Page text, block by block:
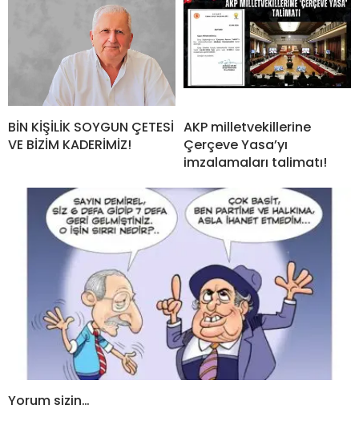
BİN KİŞİLİK SOYGUN ÇETESİ
VE BİZİM KADERİMİZ!
AKP milletvekillerine
Çerçeve Yasa’yı
imzalamaları talimatı!
Yorum sizin…